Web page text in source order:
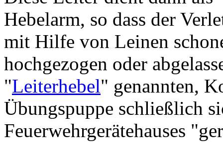
Hebelarm, so dass der
mit Hilfe von Leinen
hochgezogen oder
"Leiterhebel" genannten,
Übungspuppe schließlich
Feuerwehrgerätehauses